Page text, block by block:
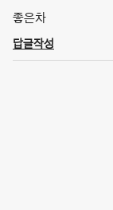
좋은차
답글작성